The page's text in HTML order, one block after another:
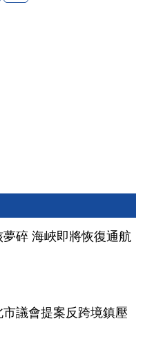
夢碎 海峽即將恢復通航
議會提案反跨境鎮壓